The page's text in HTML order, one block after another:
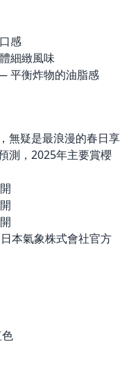
感
細緻風味
平衡炸物的油脂感
無疑是最浪漫的春日享
測，2025年主要賞櫻
本氣象株式會社官方